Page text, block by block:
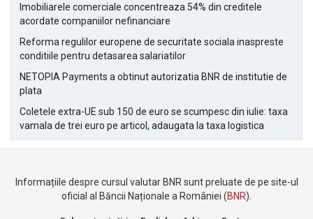
Imobiliarele comerciale concentreaza 54% din creditele
acordate companiilor nefinanciare
Reforma regulilor europene de securitate sociala inaspreste
conditiile pentru detasarea salariatilor
NETOPIA Payments a obtinut autorizatia BNR de institutie de
plata
Coletele extra-UE sub 150 de euro se scumpesc din iulie: taxa
vamala de trei euro pe articol, adaugata la taxa logistica
Informațiile despre cursul valutar BNR sunt preluate de pe site-ul
oficial al Băncii Naționale a României (BNR).